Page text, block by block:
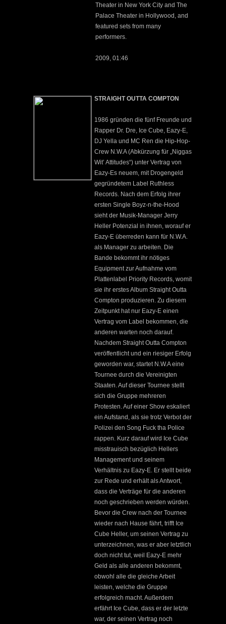
Theater in New York City and The
Palace Theater in Hollywood, and
featured sets from many
performers.
2009, 01:46
STRAIGHT OUTTA COMPTON
1986 gründen die fünf Freunde und
Rapper Dr. Dre, Ice Cube, Eazy-E,
DJ Yella und MC Ren die Hip-Hop-
Crew N.W.A (Abkürzung für „Niggas
Wit’ Attitudes“) unter Vertrag von
Eazy-Es neuem, mit Drogengeld
gegründetem Label Ruthless
Records. Nach dem Erfolg ihrer
ersten Single Boyz-n-the-Hood
sieht der Musik-Manager Jerry
Heller Potenzial in ihnen, worauf er
Eazy-E überreden kann für N.W.A.
als Manager zu arbeiten. Die
Bande bekommt ihr nötiges
Equipment zur Aufnahme vom
Plattenlabel Priority Records, womit
sie ihr erstes Album Straight Outta
Compton produzieren. Zu diesem
Zeitpunkt hat nur Eazy-E einen
Vertrag vom Label bekommen, die
anderen warten noch darauf.
Nachdem Straight Outta Compton
veröffentlicht und ein riesiger Erfolg
geworden war, startet N.W.A eine
Tournee durch die Vereinigten
Staaten. Auf dieser Tournee stellt
sich die Gruppe mehreren
Protesten. Auf einer Show eskaliert
ein Aufstand, als sie trotz Verbot der
Polizei den Song Fuck tha Police
rappen. Kurz darauf wird Ice Cube
misstrauisch bezüglich Hellers
Management und seinem
Verhältnis zu Eazy-E. Er stellt beide
zur Rede und erhält als Antwort,
dass die Verträge für die anderen
noch geschrieben werden würden.
Bevor die Crew nach der Tournee
wieder nach Hause fährt, trifft Ice
Cube Heller, um seinen Vertrag zu
unterzeichnen, was er aber letztlich
doch nicht tut, weil Eazy-E mehr
Geld als alle anderen bekommt,
obwohl alle die gleiche Arbeit
leisten, welche die Gruppe
erfolgreich macht. Außerdem
erfährt Ice Cube, dass er der letzte
war, der seinen Vertrag noch